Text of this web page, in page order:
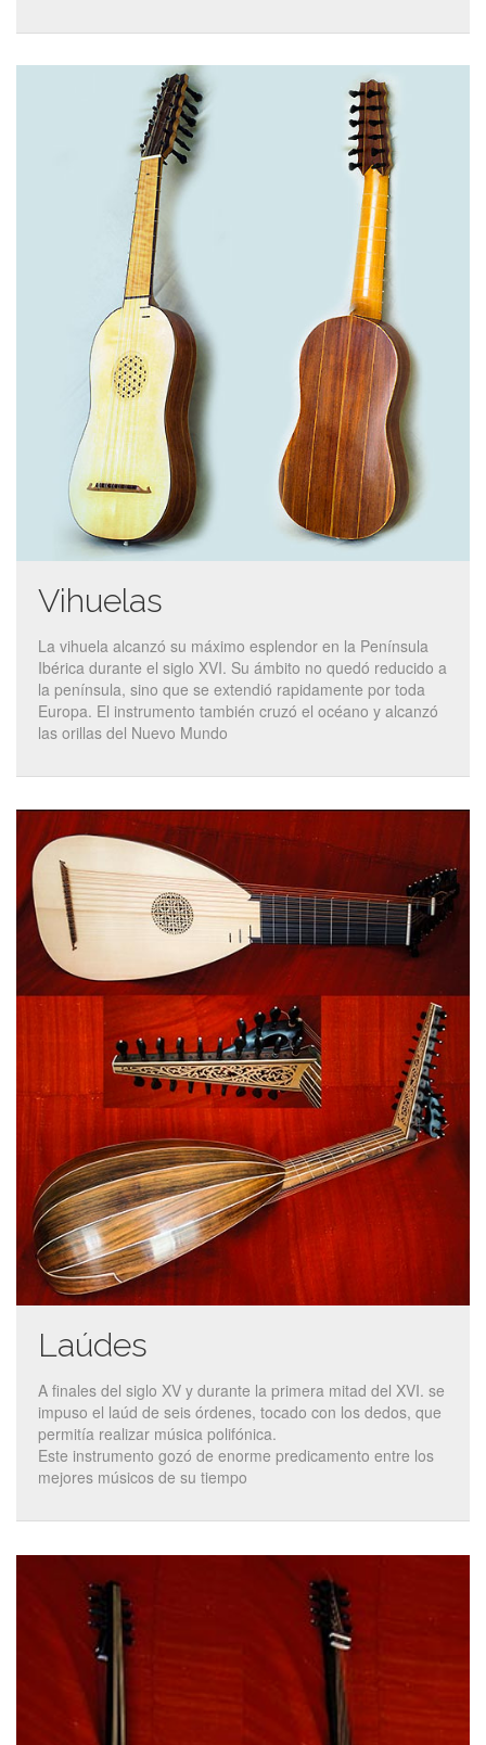
Vihuelas
La vihuela alcanzó su máximo esplendor en la Península
Ibérica durante el siglo XVI. Su ámbito no quedó reducido a
la península, sino que se extendió rapidamente por toda
Europa. El instrumento también cruzó el océano y alcanzó
las orillas del Nuevo Mundo
Laúdes
A finales del siglo XV y durante la primera mitad del XVI. se
impuso el laúd de seis órdenes, tocado con los dedos, que
permitía realizar música polifónica.
Este instrumento gozó de enorme predicamento entre los
mejores músicos de su tiempo